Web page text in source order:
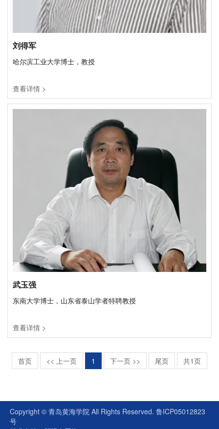
刘得军
哈尔滨工业大学博士，教授
查看详情 >
武玉强
东南大学博士，山东省泰山学者特聘教授
查看详情 >
首页 << 上一页 1 下一页 >> 尾页 共1页
Copyright © 青岛黄海学院 All Rights Reserved. 鲁ICP05012823
号